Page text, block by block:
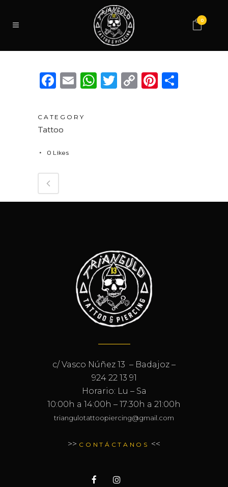
0
Facebook
EmailWhatsApp
Twitter
Copy
Link
Pinterest
CATEGORY
Tattoo
0 Likes
c/ Vasco Núñez 13 – Badajoz –
924 22 13 91
Horario: Lu – Sa
10:00h a 14:00h – 17:30h a 21:00h
triangulotattoopiercing@gmail.com
>> CONTÁCTANOS <<